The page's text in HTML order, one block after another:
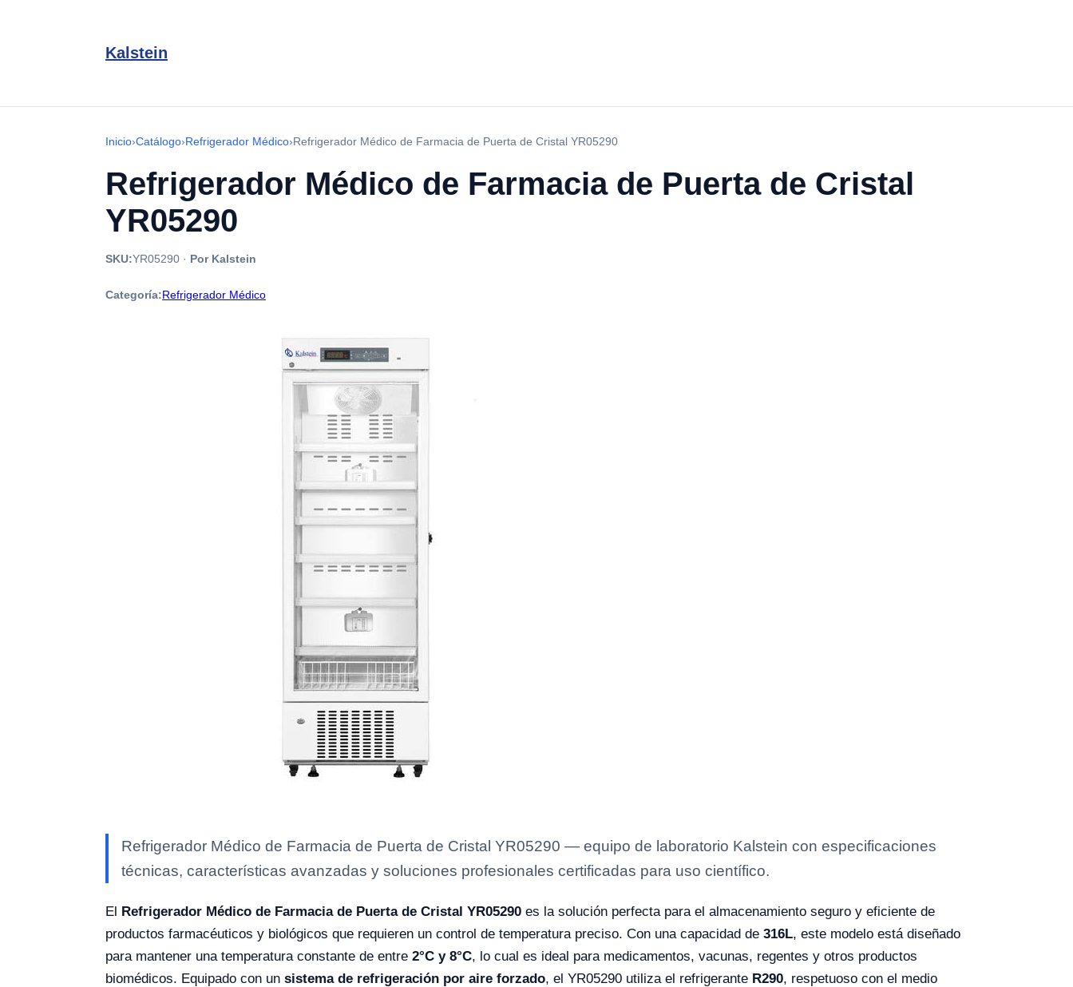
Kalstein
Inicio›Catálogo›Refrigerador Médico›Refrigerador Médico de Farmacia de Puerta de Cristal YR05290
Refrigerador Médico de Farmacia de Puerta de Cristal
YR05290
SKU:YR05290 · Por Kalstein
Categoría:Refrigerador Médico
Refrigerador Médico de Farmacia de Puerta de Cristal YR05290 — equipo de laboratorio Kalstein con especificaciones
técnicas, características avanzadas y soluciones profesionales certificadas para uso científico.
El Refrigerador Médico de Farmacia de Puerta de Cristal YR05290 es la solución perfecta para el almacenamiento seguro y eficiente de
productos farmacéuticos y biológicos que requieren un control de temperatura preciso. Con una capacidad de 316L, este modelo está diseñado
para mantener una temperatura constante de entre 2°C y 8°C, lo cual es ideal para medicamentos, vacunas, regentes y otros productos
biomédicos. Equipado con un sistema de refrigeración por aire forzado, el YR05290 utiliza el refrigerante R290, respetuoso con el medio